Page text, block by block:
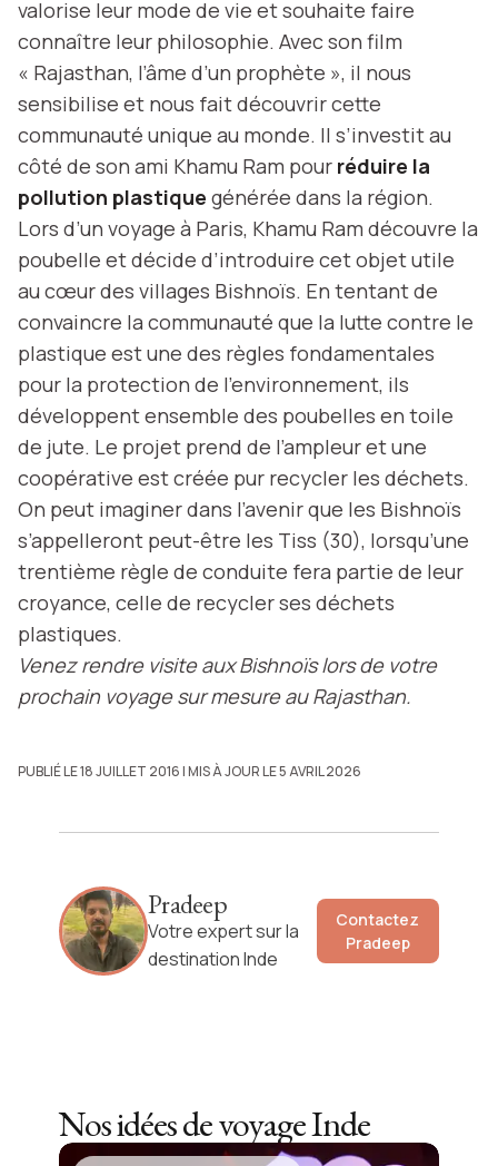
valorise leur mode de vie et souhaite faire
connaître leur philosophie. Avec son film
« Rajasthan, l’âme d’un prophète », il nous
sensibilise et nous fait découvrir cette
communauté unique au monde. Il s’investit au
côté de son ami Khamu Ram pour réduire la
pollution plastique générée dans la région.
Lors d’un voyage à Paris, Khamu Ram découvre la
poubelle et décide d’introduire cet objet utile
au cœur des villages Bishnoïs. En tentant de
convaincre la communauté que la lutte contre le
plastique est une des règles fondamentales
pour la protection de l’environnement, ils
développent ensemble des poubelles en toile
de jute. Le projet prend de l’ampleur et une
coopérative est créée pur recycler les déchets.
On peut imaginer dans l’avenir que les Bishnoïs
s’appelleront peut-être les Tiss (30), lorsqu’une
trentième règle de conduite fera partie de leur
croyance, celle de recycler ses déchets
plastiques.
Venez rendre visite aux Bishnoïs lors de votre
prochain voyage sur mesure au Rajasthan.
PUBLIÉ LE 18 JUILLET 2016| MIS À JOUR LE 5 AVRIL 2026
Pradeep
Votre expert sur la
destination Inde
Contactez
Pradeep
Nos idées de voyageInde